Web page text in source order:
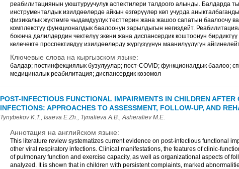
реабилитациянын уюштуруучулук аспектилери талдоого алынды. Балдарда
инструменталдык изилдөөлөрдө айкын өзгөрүүлөр көп учурда
физикалык жүктөмгө чыдамдуулук тесттерин жана жашоо сапатын баалоочу
комплекстүү функционалдык баалоонун зарылдыгын негиздейт.
боюнча далилдердин чектелүү экени жана диспансердик коштоонун
келечекте проспективдүү изилдөөлөрдү жүргүзүүнүн маанилүүлүгүн
Ключевые слова на кыргызском языке:
балдар; постинфекциялык бузулуулар; пост-COVID; функционалдык баалоо;
медициналык реабилитация; диспансердик көзөмөл
POST-INFECTIOUS FUNCTIONAL IMPAIRMENTS IN CHILDREN AFTER
INFECTIONS: APPROACHES TO ASSESSMENT, FOLLOW-UP, AND
Tynybekov K.T., Isaeva E.Zh., Tynalieva A.B., Asheraliev M.E.
Аннотация на английском языке:
This literature review systematizes current evidence on post-infectious functional
other viral respiratory infections. Clinical manifestations, the features of clinic-
of pulmonary function and exercise capacity, as well as organizational aspects of
analyzed. It is shown that in children with persistent complaints, marked